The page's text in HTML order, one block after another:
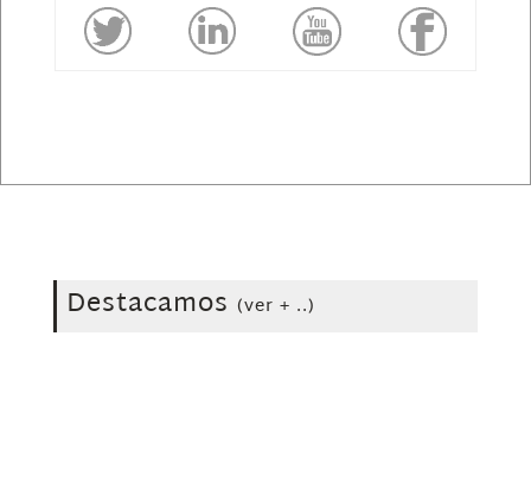
Destacamos (ver + ..)